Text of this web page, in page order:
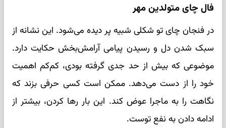
فال چای متولدین مهر
در فنجان چای تو شکلی شبیه پر دیده می‌شود. این نشانه از
سبک شدن دل و رسیدن پیامی آرامش‌بخش حکایت دارد.
موضوعی که بیش از حد جدی گرفته بودی، کم‌کم اهمیت
خود را از دست می‌دهد. ممکن است کسی حرفی بزند که
نگاهت را به ماجرا عوض کند. این بار رها کردن، بیشتر از
ادامه دادن به نفع توست.